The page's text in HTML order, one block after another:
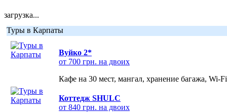
загрузка...
Туры в Карпаты
Вуйко 2*
от 700 грн. на двоих
Кафе на 30 мест, мангал, хранение багажа, Wi-
Коттедж SHULC
от 840 грн. на двоих